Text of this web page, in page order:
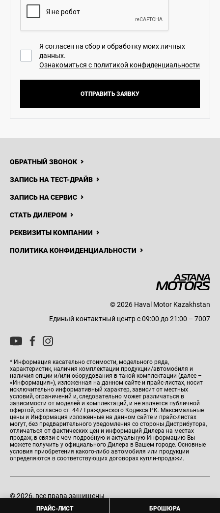
ПРАЙС-ЛИСТ БРОШЮРА
Я согласен на сбор и обработку моих личных
данных.
Ознакомиться с политикой конфиденциальности
ОТПРАВИТЬ ЗАЯВКУ
ОБРАТНЫЙ ЗВОНОК
ЗАПИСЬ НА ТЕСТ-ДРАЙВ
ЗАПИСЬ НА СЕРВИС
СТАТЬ ДИЛЕРОМ
РЕКВИЗИТЫ КОМПАНИИ
ПОЛИТИКА КОНФИДЕНЦИАЛЬНОСТИ
© 2026 Haval Motor Kazakhstan
Единый контактный центр с 09:00 до 21:00 – 7007
* Информация касательно стоимости, модельного ряда,
характеристик, наличия комплектации продукции/автомобиля и
наличия опции и/или оборудования в такой комплектации (далее –
«Информация»), изложенная на данном сайте и прайс-листах, носит
исключительно информативный характер, зависит от местных
условий, ограничений и, следовательно может различаться в
зависимости от моделей и комплектаций, и не является публичной
офертой, согласно ст. 447 Гражданского Кодекса РК. Максимальные
цены и Информация изложенные на данном сайте и прайс-листах
могут, без предварительного уведомления со стороны Дистрибутора,
отличаться от фактических цен и информаций Дилера на местах
продаж, в связи с чем подробную и актуальную Информацию Вы
можете получить у официального Дилера в Вашем городе. Основные
условия приобретения какого-либо автомобиля или продукции
определяются в соответствующих договорах купли-продажи.
© 2026, все права защищены